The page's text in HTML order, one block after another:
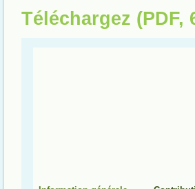
Téléchargez (PDF,